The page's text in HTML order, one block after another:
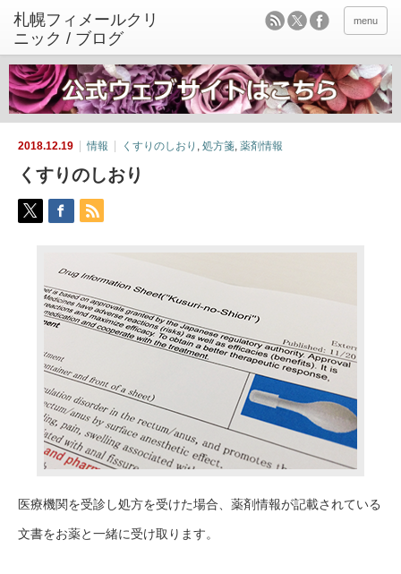
menu
2018.12.19 情報 くすりのしおり , 処方箋, 薬剤情報
くすりのしおり
医療機関を受診し処方を受けた場合、薬剤情報が記載されている
文書をお薬と一緒に受け取ります。